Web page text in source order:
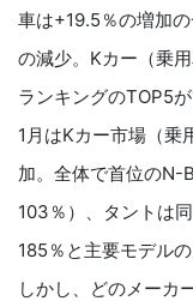
車は+19.5％の増加
の減少。Kカー（乗
ランキングのTOP5
1月はKカー市場（乗
加。全体で首位のN-
103％）、タントは
185％と主要モデル
しかし、どのメーカ